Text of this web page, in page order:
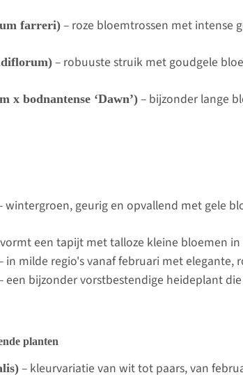
farreri)– roze bloemtrossen met intense
– robuuste struik met goudgele
x bodnantense ‘Dawn’)– bijzonder lange
wintergroen, geurig en opvallend met gele
een tapijt met talloze kleine bloemen in
in milde regio's vanaf februari met elegante,
een bijzonder vorstbestendige heideplant
planten
– kleurvariatie van wit tot paars, van